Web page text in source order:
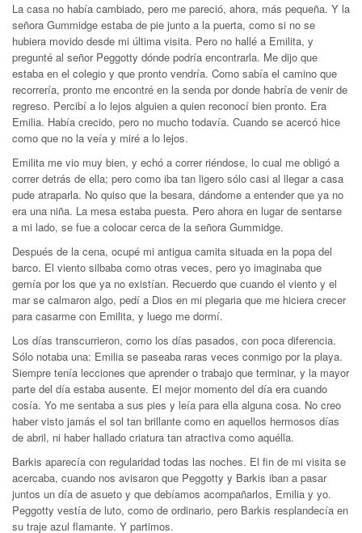
La casa no había cambiado, pero me pareció, ahora, más pequeña. Y la
señora Gummidge estaba de pie junto a la puerta, como si no se
hubiera movido desde mi última visita. Pero no hallé a Emilita, y
pregunté al señor Peggotty dónde podría encontrarla. Me dijo que
estaba en el colegio y que pronto vendría. Como sabía el camino que
recorrería, pronto me encontré en la senda por donde habría de venir de
regreso. Percibí a lo lejos alguien a quien reconocí bien pronto. Era
Emilia. Había crecido, pero no mucho todavía. Cuando se acercó hice
como que no la veía y miré a lo lejos.
Emilita me vio muy bien, y echó a correr riéndose, lo cual me obligó a
correr detrás de ella; pero como iba tan ligero sólo casi al llegar a casa
pude atraparla. No quiso que la besara, dándome a entender que ya no
era una niña. La mesa estaba puesta. Pero ahora en lugar de sentarse
a mi lado, se fue a colocar cerca de la señora Gummidge.
Después de la cena, ocupé mi antigua camita situada en la popa del
barco. El viento silbaba como otras veces, pero yo imaginaba que
gemía por los que ya no existían. Recuerdo que cuando el viento y el
mar se calmaron algo, pedí a Dios en mi plegaria que me hiciera crecer
para casarme con Emilita, y luego me dormí.
Los días transcurrieron, como los días pasados, con poca diferencia.
Sólo notaba una: Emilia se paseaba raras veces conmigo por la playa.
Siempre tenía lecciones que aprender o trabajo que terminar, y la mayor
parte del día estaba ausente. El mejor momento del día era cuando
cosía. Yo me sentaba a sus pies y leía para ella alguna cosa. No creo
haber visto jamás el sol tan brillante como en aquellos hermosos días
de abril, ni haber hallado criatura tan atractiva como aquélla.
Barkis aparecía con regularidad todas las noches. El fin de mi visita se
acercaba, cuando nos avisaron que Peggotty y Barkis iban a pasar
juntos un día de asueto y que debíamos acompañarlos, Emilia y yo.
Peggotty vestía de luto, como de ordinario, pero Barkis resplandecía en
su traje azul flamante. Y partimos.